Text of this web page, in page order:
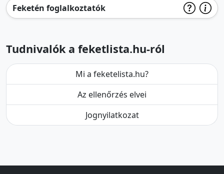
Feketén foglalkoztatók
Tudnivalók a feketlista.hu-ról
Mi a feketelista.hu?
Az ellenőrzés elvei
Jognyilatkozat